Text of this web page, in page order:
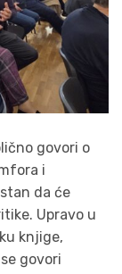
govori o
i
da će
Upravo u
knjige,
govori